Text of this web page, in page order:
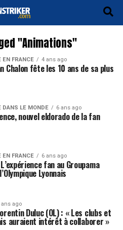
"Animations"
EN FRANCE 4 ans ago
Chalon fête les 10 ans de sa plus
DANS LE MONDE 6 ans ago
nouvel eldorado de la fan
EN FRANCE 6 ans ago
fan au Groupama
Lyonnais
ans ago
Duluc (OL) : « Les clubs et
auraient intérêt à collaborer »